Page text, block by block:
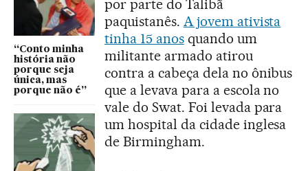
“Conto minha
história não
porque seja
única, mas
porque não é”
por parte do Talibã
paquistanês. A jovem ativista
tinha 15 anosquando um
militante armado atirou
contra a cabeça dela no ônibus
que a levava para a escola no
vale do Swat. Foi levada para
um hospital da cidade inglesa
de Birmingham.